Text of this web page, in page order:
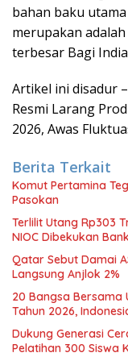
bahan baku
merupakan
terbesar Bagi
Artikel ini disadur
Resmi Larang
2026, Awas
Berita Terkait
Komut Pertamina
Pasokan
Terlilit Utang Rp303
NIOC Dibekukan
Qatar Sebut Damai
Langsung Anjlok 2%
20 Bangsa Bersama
Tahun 2026,
Dukung Generasi
Pelatihan 300 Siswa